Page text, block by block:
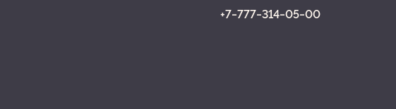
+7‒777‒314‒05‒00